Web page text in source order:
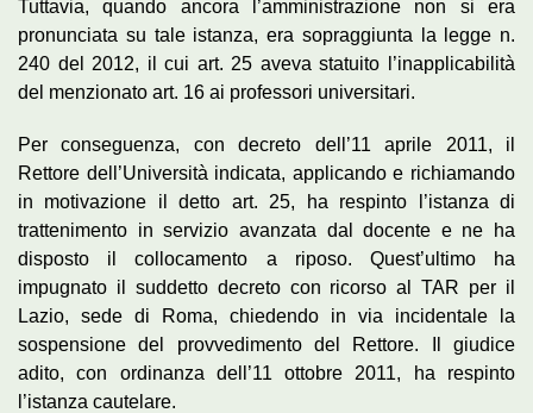
Tuttavia, quando ancora l’amministrazione non si era
pronunciata su tale istanza, era sopraggiunta la legge n.
240 del 2012, il cui art. 25 aveva statuito l’inapplicabilità
del menzionato art. 16 ai professori universitari.
Per conseguenza, con decreto dell’11 aprile 2011, il
Rettore dell’Università indicata, applicando e richiamando
in motivazione il detto art. 25, ha respinto l’istanza di
trattenimento in servizio avanzata dal docente e ne ha
disposto il collocamento a riposo. Quest’ultimo ha
impugnato il suddetto decreto con ricorso al TAR per il
Lazio, sede di Roma, chiedendo in via incidentale la
sospensione del provvedimento del Rettore. Il giudice
adito, con ordinanza dell’11 ottobre 2011, ha respinto
l’istanza cautelare.